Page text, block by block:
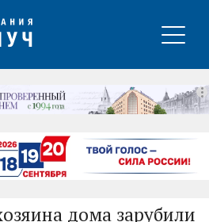
дома зарубили